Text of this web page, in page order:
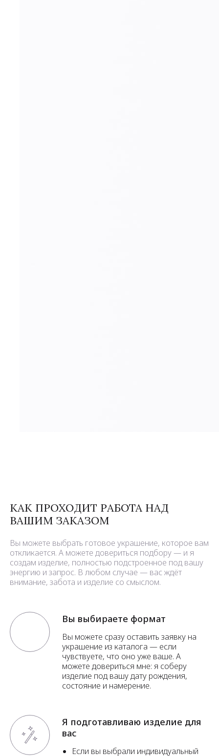
КАК ПРОХОДИТ РАБОТА НАД
ВАШИМ ЗАКАЗОМ
Вы можете выбрать готовое украшение, которое вам
откликается. А можете довериться подбору — и я
создам изделие, полностью подстроенное под вашу
энергию и запрос. В любом случае — вас ждёт
внимание, забота и изделие со смыслом.
Вы выбираете формат
Вы можете сразу оставить заявку на
украшение из каталога — если
чувствуете, что оно уже ваше. А
можете довериться мне: я соберу
изделие под вашу дату рождения,
состояние и намерение.
Я подготавливаю изделие для
вас
Если вы выбрали индивидуальный